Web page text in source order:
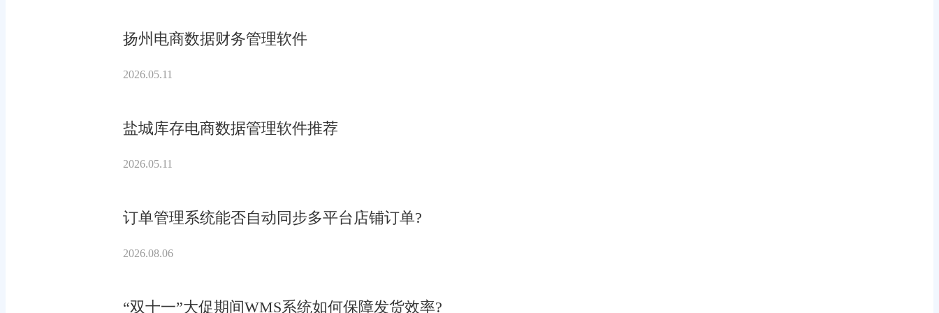
扬州电商数据财务管理软件
2026.05.11
盐城库存电商数据管理软件推荐
2026.05.11
订单管理系统能否自动同步多平台店铺订单?
2026.08.06
“双十一”大促期间WMS系统如何保障发货效率?